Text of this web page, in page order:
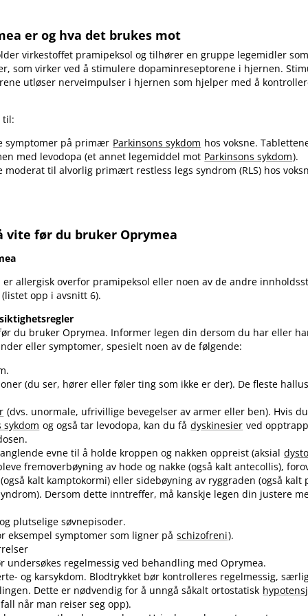
er og hva det brukes mot
virkestoffet pramipeksol og tilhører en gruppe legemidler
som virker ved å stimulere dopaminreseptorene i hjernen.
utløser nerveimpulser i hjernen som hjelper med å
til:
symptomer på primær Parkinsons sykdom hos voksne.
med levodopa (et annet legemiddel mot Parkinsons sykdom).
moderat til alvorlig primært restless legs syndrom (RLS) hos
vite før du bruker Oprymea
er allergisk overfor pramipeksol eller noen av de andre
opp i avsnitt 6).
du bruker Oprymea. Informer legen din dersom du har eller
eller symptomer, spesielt noen av de følgende:
(du ser, hører eller føler ting som ikke er der). De fleste
(dvs. unormale, ufrivillige bevegelser av armer eller ben). Hvis
sykdom og også tar levodopa, kan du få dyskinesier ved
evne til å holde kroppen og nakken oppreist (aksial
fremoverbøyning av hode og nakke (også kalt antecollis),
kalt kamptokormi) eller sidebøyning av ryggraden (også kalt
Dersom dette inntreffer, må kanskje legen din justere
plutselige søvnepisoder.
eksempel symptomer som ligner på schizofreni).
undersøkes regelmessig ved behandling med Oprymea.
og karsykdom. Blodtrykket bør kontrolleres regelmessig,
Dette er nødvendig for å unngå såkalt ortostatisk
når man reiser seg opp).